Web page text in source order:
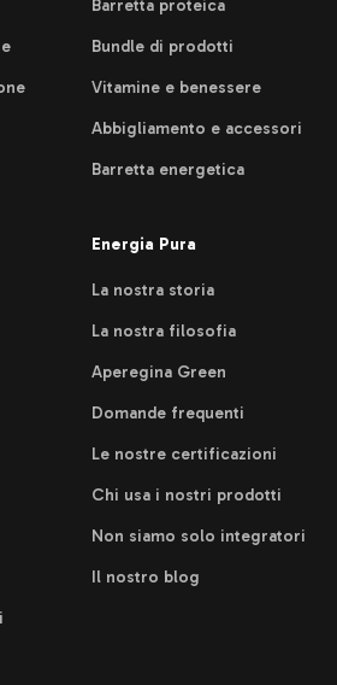
Barretta proteica
Bundle di prodotti
Vitamine e benessere
Abbigliamento e accessori
Barretta energetica
Energia Pura
La nostra storia
La nostra filosofia
Aperegina Green
Domande frequenti
Le nostre certificazioni
Chi usa i nostri prodotti
Non siamo solo integratori
Il nostro blog